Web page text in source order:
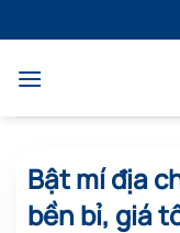
qua
dung
Bật mí địa
bền bỉ, giá